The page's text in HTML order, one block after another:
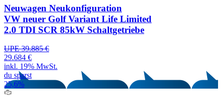
Neuwagen Neukonfiguration
VW neuer Golf Variant Life Limited
2.0 TDI SCR 85kW Schaltgetriebe
UPE 39.885 €
29.684 €
inkl. 19% MwSt.
du sparst
25,6%